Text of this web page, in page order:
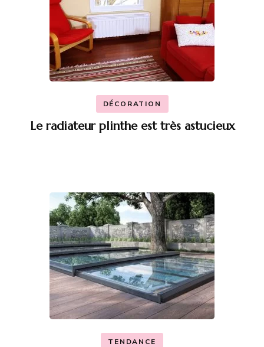
DÉCORATION
Le radiateur plinthe est très astucieux
TENDANCE